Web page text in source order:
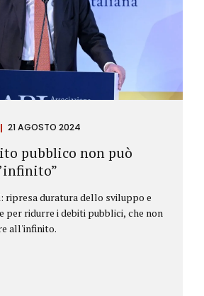
della UE sugli obblighi
AML Package), tra cui il
e la Direttiva AML;
alla nuova Autorità europea che
21 AGOSTO 2024
pubblico non può
ripresa duratura dello sviluppo e
per ridurre i debiti pubblici, che non
all'infinito.